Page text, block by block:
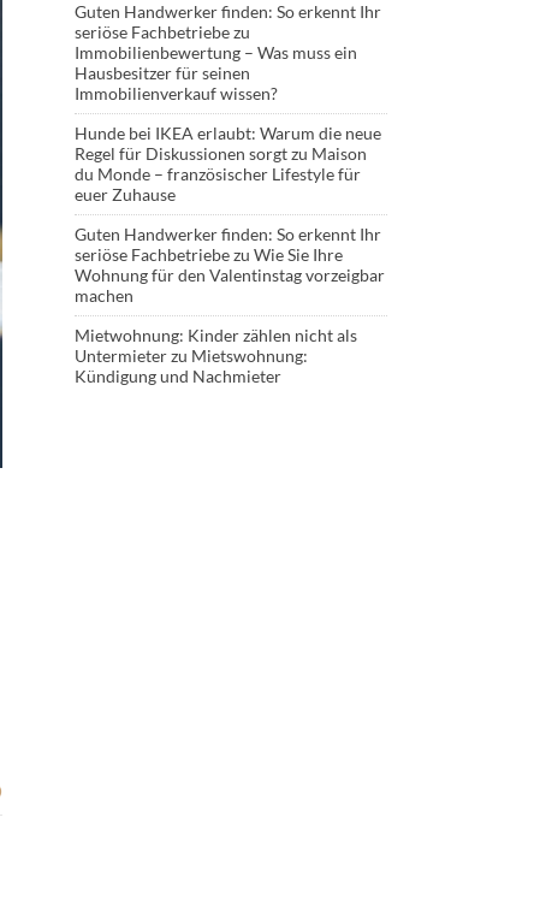
Guten Handwerker finden: So erkennt Ihr
seriöse Fachbetriebezu
Immobilienbewertung – Was muss ein
Hausbesitzer für seinen
Immobilienverkauf wissen?
Hunde bei IKEA erlaubt: Warum die neue
Regel für Diskussionen sorgtzu Maison
du Monde – französischer Lifestyle für
euer Zuhause
Guten Handwerker finden: So erkennt Ihr
seriöse Fachbetriebezu Wie Sie Ihre
Wohnung für den Valentinstag vorzeigbar
machen
Mietwohnung: Kinder zählen nicht als
Untermieterzu Mietswohnung:
Kündigung und Nachmieter